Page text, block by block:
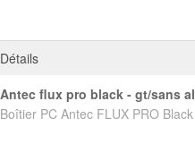
Détails
antec flux pro black - gt/sans
Boîtier PC Antec FLUX PRO